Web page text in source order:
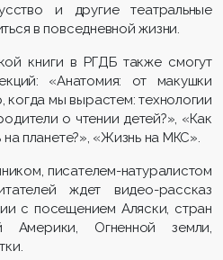
и другие театральные
в повседневной жизни.
книги в РГДБ также смогут
«Анатомия: от макушки
когда мы вырастем: технологии
о чтении детей?», «Как
планете?», «Жизнь на МКС».
писателем-натуралистом
ждет видео-рассказ
с посещением Аляски, стран
Огненной земли,